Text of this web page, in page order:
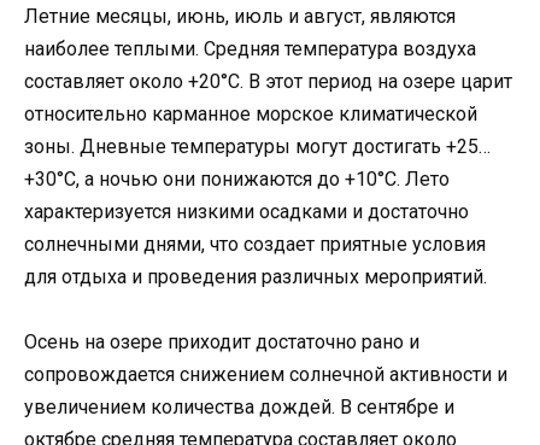
Летние месяцы, июнь, июль и август, являются
наиболее теплыми. Средняя температура воздуха
составляет около +20°C. В этот период на озере царит
относительно карманное морское климатической
зоны. Дневные температуры могут достигать +25…
+30°C, а ночью они понижаются до +10°C. Лето
характеризуется низкими осадками и достаточно
солнечными днями, что создает приятные условия
для отдыха и проведения различных мероприятий.
Осень на озере приходит достаточно рано и
сопровождается снижением солнечной активности и
увеличением количества дождей. В сентябре и
октябре средняя температура составляет около